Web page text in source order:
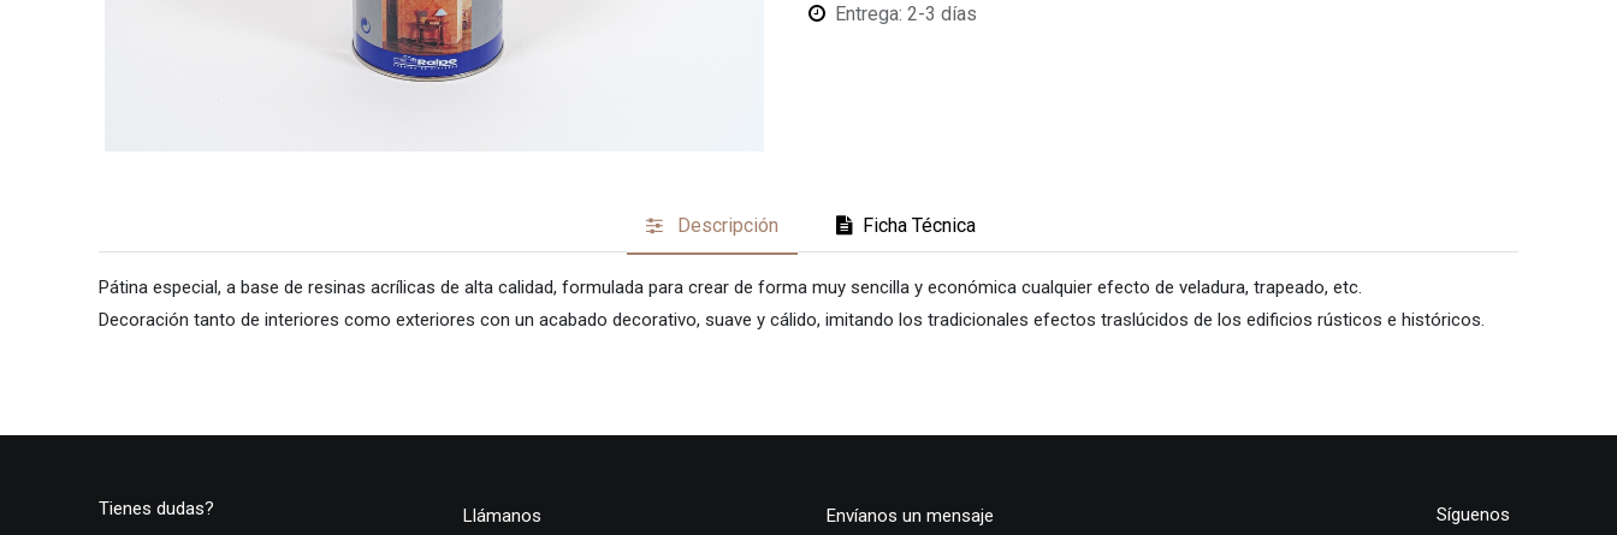
Entrega: 2-3 días
Descripción Ficha Técnica
Pátina especial, a base de resinas acrílicas de alta calidad, formulada para crear de forma muy sencilla y económica cualquier efecto de veladura, trapeado, etc.
Decoración tanto de interiores como exteriores con un acabado decorativo, suave y cálido, imitando los tradicionales efectos traslúcidos de los edificios rústicos e históricos.
Tienes dudas? Llámanos Envíanos un mensaje Síguenos